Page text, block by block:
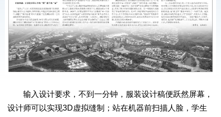
输入设计要求，不到一分钟，服装设计稿便跃然屏幕，
设计师可以实现3D虚拟缝制；站在机器前扫描人脸，学生